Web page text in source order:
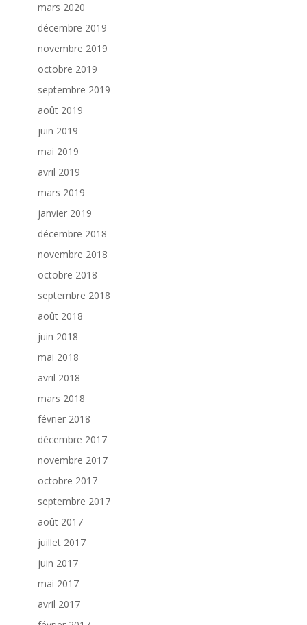
mars 2020
décembre 2019
novembre 2019
octobre 2019
septembre 2019
août 2019
juin 2019
mai 2019
avril 2019
mars 2019
janvier 2019
décembre 2018
novembre 2018
octobre 2018
septembre 2018
août 2018
juin 2018
mai 2018
avril 2018
mars 2018
février 2018
décembre 2017
novembre 2017
octobre 2017
septembre 2017
août 2017
juillet 2017
juin 2017
mai 2017
avril 2017